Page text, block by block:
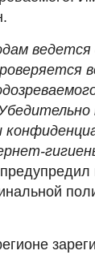
ведется